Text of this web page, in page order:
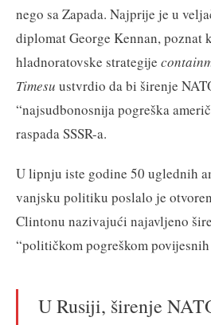
nego sa Zapada. Najprije je u
diplomat George Kennan, poznat
hladnoratovske strategije
Timesu ustvrdio da bi širenje
“najsudbonosnija pogreška
raspada SSSR-a.
U lipnju iste godine 50 uglednih
vanjsku politiku poslalo je
Clintonu nazivajući najavljeno
“političkom pogreškom
U Rusiji, širenje